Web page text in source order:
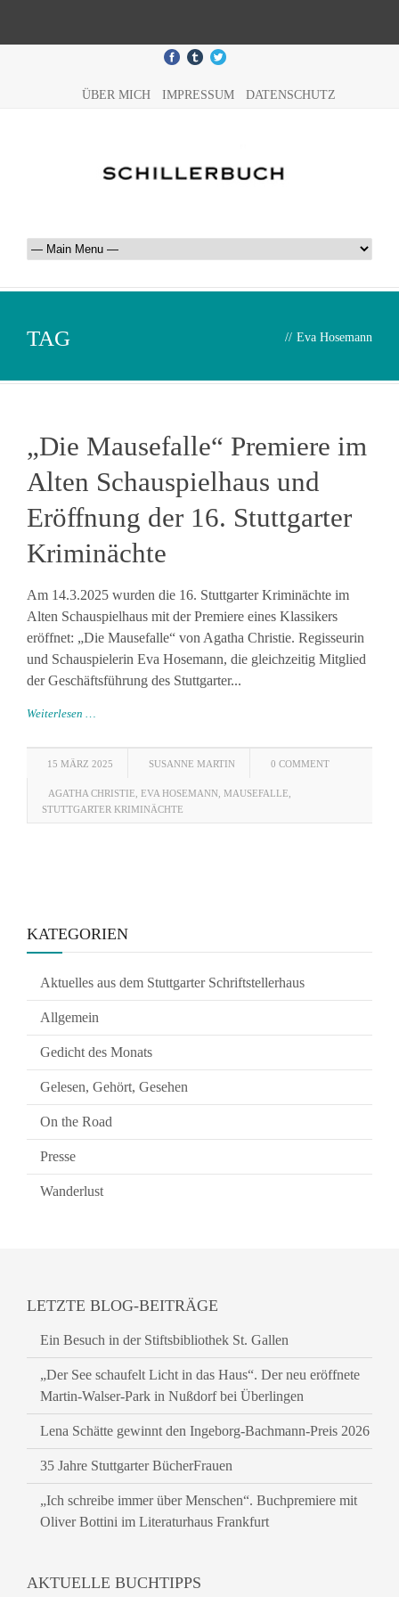
ÜBER MICH IMPRESSUM DATENSCHUTZ
TAG // Eva Hosemann
„Die Mausefalle“ Premiere im
Alten Schauspielhaus und
Eröffnung der 16. Stuttgarter
Kriminächte
Am 14.3.2025 wurden die 16. Stuttgarter Kriminächte im
Alten Schauspielhaus mit der Premiere eines Klassikers
eröffnet: „Die Mausefalle“ von Agatha Christie. Regisseurin
und Schauspielerin Eva Hosemann, die gleichzeitig Mitglied
der Geschäftsführung des Stuttgarter...
Weiterlesen …
15 MÄRZ 2025 SUSANNE MARTIN 0 COMMENT
AGATHA CHRISTIE EVA HOSEMANN MAUSEFALLE
STUTTGARTER KRIMINÄCHTE
KATEGORIEN
Aktuelles aus dem Stuttgarter Schriftstellerhaus
Allgemein
Gedicht des Monats
Gelesen, Gehört, Gesehen
On the Road
Presse
Wanderlust
LETZTE BLOG-BEITRÄGE
Ein Besuch in der Stiftsbibliothek St. Gallen
„Der See schaufelt Licht in das Haus“. Der neu eröffnete
Martin-Walser-Park in Nußdorf bei Überlingen
Lena Schätte gewinnt den Ingeborg-Bachmann-Preis 2026
35 Jahre Stuttgarter BücherFrauen
„Ich schreibe immer über Menschen“. Buchpremiere mit
Oliver Bottini im Literaturhaus Frankfurt
AKTUELLE BUCHTIPPS